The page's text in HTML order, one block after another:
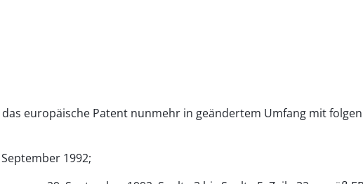
europäische Patent nunmehr in geändertem Umfang mit
1992;